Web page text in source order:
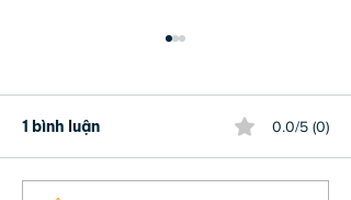
1 bình luận 0.0/5 (0)